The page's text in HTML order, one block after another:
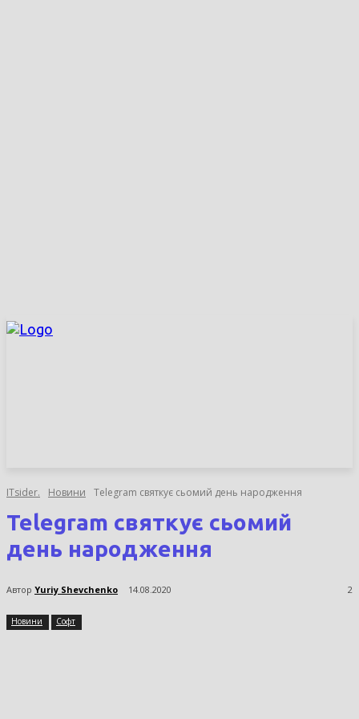
ITsider. Новини Telegram святкує сьомий день народження
Telegram святкує сьомий
день народження
Автор Yuriy Shevchenko 14.08.2020 2
Новини Софт